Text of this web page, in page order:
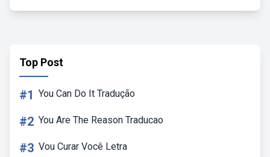
Top Post
#1 You Can Do It Tradução
#2 You Are The Reason Traducao
#3 Vou Curar Você Letra